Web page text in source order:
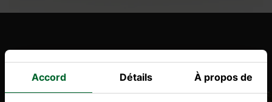
Produits similaires
Accord Détails À propos de